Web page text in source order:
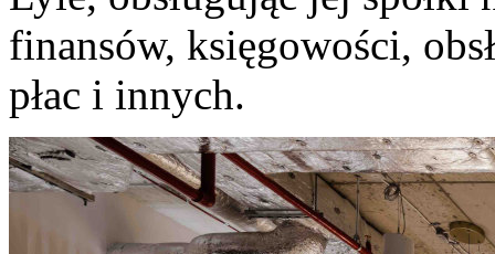
finansów, księgowości,
płac i innych.